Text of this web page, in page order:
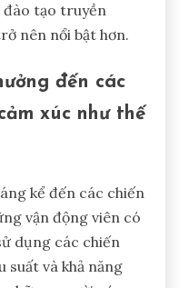
tạo truyền
nên nổi bật hơn.
đến các
xúc như thế
kể đến các chiến
vận động viên có
dụng các chiến
suất và khả năng